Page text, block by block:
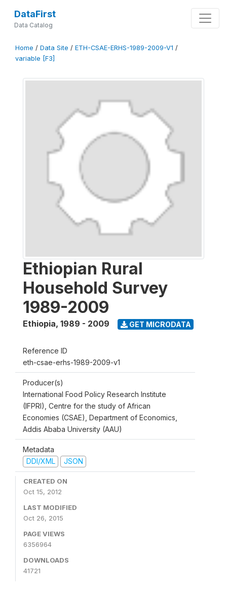
DataFirst
Data Catalog
Home / Data Site / ETH-CSAE-ERHS-1989-2009-V1 /
variable [F3]
Ethiopian Rural
Household Survey
1989-2009
Ethiopia, 1989 - 2009 GET MICRODATA
Reference ID
eth-csae-erhs-1989-2009-v1
Producer(s)
International Food Policy Research Institute
(IFPRI), Centre for the study of African
Economies (CSAE), Department of Economics,
Addis Ababa University (AAU)
Metadata
DDI/XML
JSON
CREATED ON
Oct 15, 2012
LAST MODIFIED
Oct 26, 2015
PAGE VIEWS
6356964
DOWNLOADS
41721